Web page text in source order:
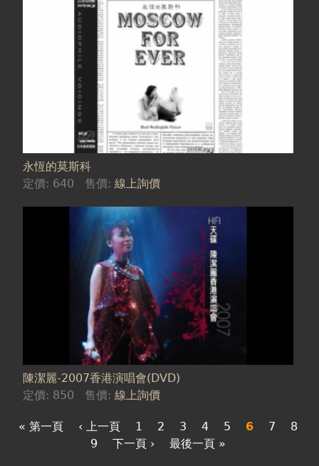
永恆的莫斯科
定價: 640 售價:線上詢價
陳潔麗-2007香港演唱會(DVD)
定價: 850 售價:線上詢價
« 第一頁 ‹ 上一頁 1 2 3 4 5 6 7
8
9
下一頁 › 最後一頁 »